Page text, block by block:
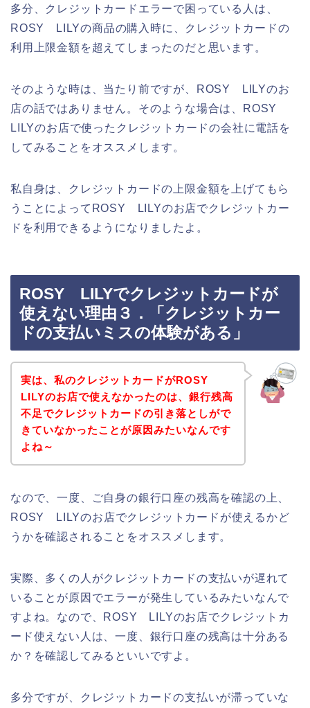
多分、クレジットカードエラーで困っている人は、
ROSY LILYの商品の購入時に、クレジットカードの
利用上限金額を超えてしまったのだと思います。
そのような時は、当たり前ですが、ROSY LILYのお
店の話ではありません。そのような場合は、ROSY
LILYのお店で使ったクレジットカードの会社に電話を
してみることをオススメします。
私自身は、クレジットカードの上限金額を上げてもら
うことによってROSY LILYのお店でクレジットカー
ドを利用できるようになりましたよ。
ROSY LILYでクレジットカードが
使えない理由３．「クレジットカー
ドの支払いミスの体験がある」
実は、私のクレジットカードがROSY
LILYのお店で使えなかったのは、銀行残高
不足でクレジットカードの引き落としがで
きていなかったことが原因みたいなんです
よね～
なので、一度、ご自身の銀行口座の残高を確認の上、
ROSY LILYのお店でクレジットカードが使えるかど
うかを確認されることをオススメします。
実際、多くの人がクレジットカードの支払いが遅れて
いることが原因でエラーが発生しているみたいなんで
すよね。なので、ROSY LILYのお店でクレジットカ
ード使えない人は、一度、銀行口座の残高は十分ある
か？を確認してみるといいですよ。
多分ですが、クレジットカードの支払いが滞っていな